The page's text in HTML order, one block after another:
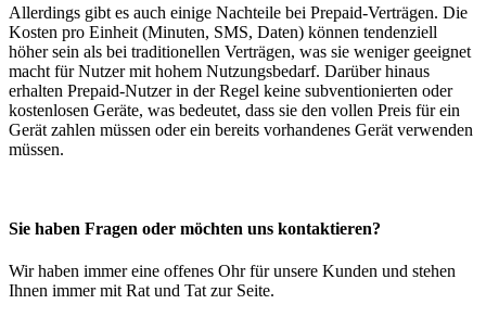
Allerdings gibt es auch einige Nachteile bei Prepaid-Verträgen. Die
Kosten pro Einheit (Minuten, SMS, Daten) können tendenziell
höher sein als bei traditionellen Verträgen, was sie weniger geeignet
macht für Nutzer mit hohem Nutzungsbedarf. Darüber hinaus
erhalten Prepaid-Nutzer in der Regel keine subventionierten oder
kostenlosen Geräte, was bedeutet, dass sie den vollen Preis für ein
Gerät zahlen müssen oder ein bereits vorhandenes Gerät verwenden
müssen.
Sie haben Fragen oder möchten uns kontaktieren?
Wir haben immer eine offenes Ohr für unsere Kunden und stehen
Ihnen immer mit Rat und Tat zur Seite.